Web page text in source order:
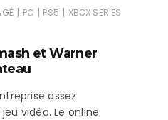
| PC | PS5 | XBOX SERIES
et Warner
assez
vidéo. Le online